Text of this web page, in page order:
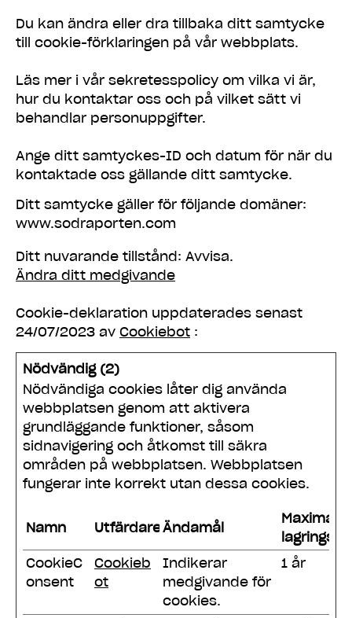
Du kan ändra eller dra tillbaka ditt samtycke
till cookie-förklaringen på vår webbplats.
Läs mer i vår sekretesspolicy om vilka vi är,
hur du kontaktar oss och på vilket sätt vi
behandlar personuppgifter.
Ange ditt samtyckes-ID och datum för när du
kontaktade oss gällande ditt samtycke.
Ditt samtycke gäller för följande domäner:
www.sodraporten.com
Ditt nuvarande tillstånd: Avvisa.
Ändra ditt medgivande
Cookie-deklaration uppdaterades senast
24/07/2023 av Cookiebot :
Nödvändig (2)
Nödvändiga cookies låter dig använda
webbplatsen genom att aktivera
grundläggande funktioner, såsom
sidnavigering och åtkomst till säkra
områden på webbplatsen. Webbplatsen
fungerar inte korrekt utan dessa cookies.
Namn Utfärdare Ändamål
Maximal
lagringstid
CookieC
onsent
Cookieb
ot
Indikerar
medgivande för
cookies.
1 år